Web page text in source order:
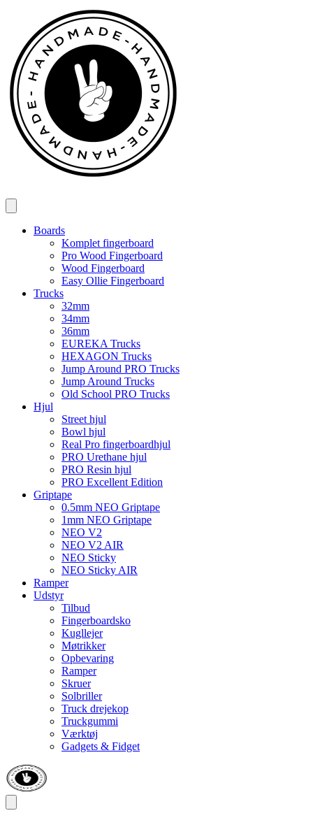
indhold
Boards
Komplet fingerboard
Pro Wood Fingerboard
Wood Fingerboard
Easy Ollie Fingerboard
Trucks
32mm
34mm
36mm
EUREKA Trucks
HEXAGON Trucks
Jump Around PRO Trucks
Jump Around Trucks
Old School PRO Trucks
Hjul
Street hjul
Bowl hjul
Real Pro fingerboardhjul
PRO Urethane hjul
PRO Resin hjul
PRO Excellent Edition
Griptape
0.5mm NEO Griptape
1mm NEO Griptape
NEO V2
NEO V2 AIR
NEO Sticky
NEO Sticky AIR
Ramper
Udstyr
Tilbud
Fingerboardsko
Kugllejer
Møtrikker
Opbevaring
Ramper
Skruer
Solbriller
Truck drejekop
Truckgummi
Værktøj
Gadgets & Fidget